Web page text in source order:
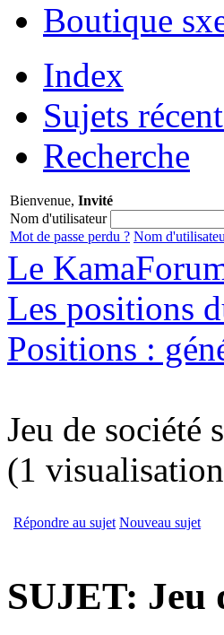
Boutique
Index
Sujets
Recherche
Bienvenue, Invité
Nom d'utilisateur
Mot de passe perdu ? Nom
Le
Les positions
Positions :
Jeu de société
(1
Répondre au sujet Nouveau sujet
SUJET: Jeu